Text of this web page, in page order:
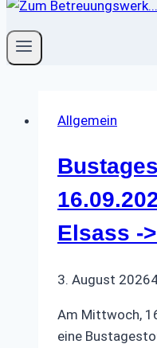
Allgemein
Elsass
3. August 2026
Am Mittwoch,
eine